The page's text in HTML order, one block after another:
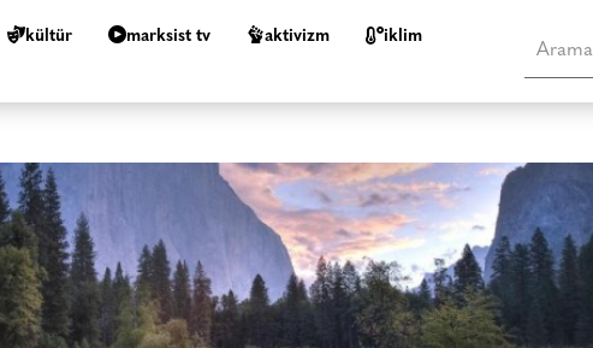
kültür marksist tv aktivizm i̇klim